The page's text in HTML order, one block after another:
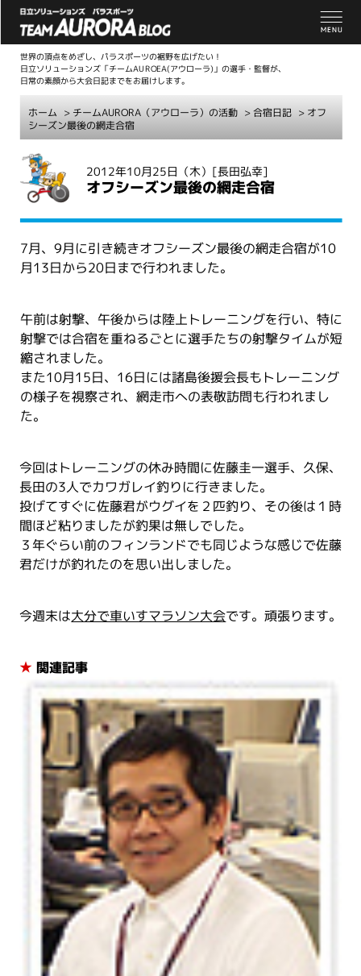
世界の頂点をめざし、パラスポーツの裾野を広げたい！
日立ソリューションズ「チームAUROEA(アウローラ)」の選手・監督が、
日常の素顔から大会日記までをお届けします。
ホーム > チームAURORA（アウローラ）の活動 >合宿日記 > オフ
シーズン最後の網走合宿
2012年10月25日（木） [長田弘幸]
オフシーズン最後の網走合宿
7月、9月に引き続きオフシーズン最後の網走合宿が10
月13日から20日まで行われました。
午前は射撃、午後からは陸上トレーニングを行い、特に
射撃では合宿を重ねるごとに選手たちの射撃タイムが短
縮されました。
また10月15日、16日には諸島後援会長もトレーニング
の様子を視察され、網走市への表敬訪問も行われまし
た。
今回はトレーニングの休み時間に佐藤圭一選手、久保、
長田の3人でカワガレイ釣りに行きました。
投げてすぐに佐藤君がウグイを２匹釣り、その後は１時
間ほど粘りましたが釣果は無しでした。
３年ぐらい前のフィンランドでも同じような感じで佐藤
君だけが釣れたのを思い出しました。
今週末は大分で車いすマラソン大会です。頑張ります。
★ 関連記事